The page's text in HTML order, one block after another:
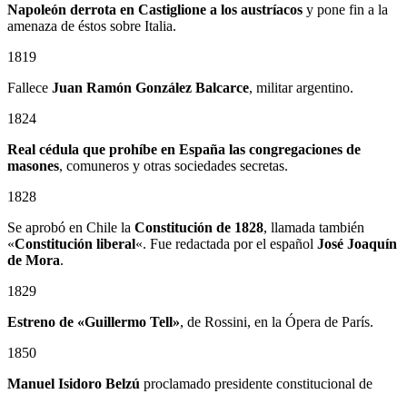
Napoleón derrota en Castiglione a los austríacos y pone fin a la
amenaza de éstos sobre Italia.
1819
Fallece Juan Ramón González Balcarce, militar argentino.
1824
Real cédula que prohíbe en España las congregaciones de
masones, comuneros y otras sociedades secretas.
1828
Se aprobó en Chile la Constitución de 1828, llamada también
«Constitución liberal«. Fue redactada por el español José Joaquín
de Mora.
1829
Estreno de «Guillermo Tell», de Rossini, en la Ópera de París.
1850
Manuel Isidoro Belzú proclamado presidente constitucional de